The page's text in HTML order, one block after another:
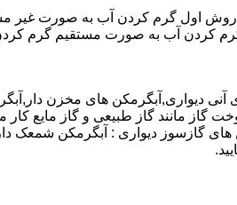
گرم کردن آب به صورت غیر
آب به صورت مستقیم گرم کردن
مانند گاز طبیعی و گاز مایع کار
که با انرژی حیدری مانند آبگرمکن حیدری کار می کنند.3)